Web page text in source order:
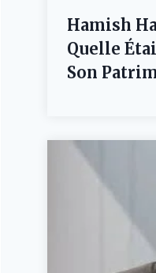
Hamish
Quelle
Son